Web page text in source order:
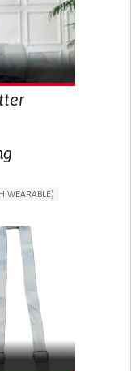
WEARABLE)
FALLS,
ISSUES